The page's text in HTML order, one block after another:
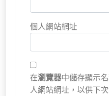
個人網站網址
在瀏覽器中儲存顯示
人網站網址，以供下